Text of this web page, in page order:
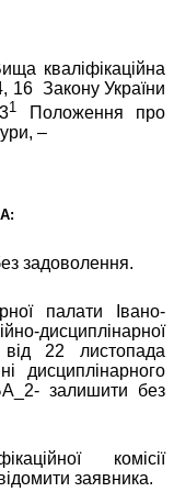
кваліфікаційна
16 Закону України
1
Положення про
–
задоволення.
палати
Івано-
дисциплінарної
від 22 листопада
дисциплінарного
залишити без
комісії
заявника.